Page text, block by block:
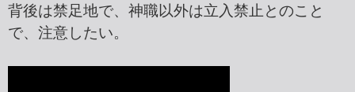
背後は禁足地で、神職以外は立入禁止とのこと
で、注意したい。